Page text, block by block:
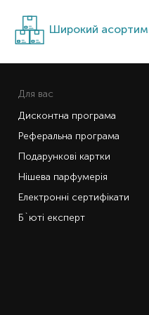
Широкий
Для вас
Дисконтна програма
Реферальна програма
Подарункові картки
Нішева парфумерія
Електронні сертифікати
Б`юті експерт